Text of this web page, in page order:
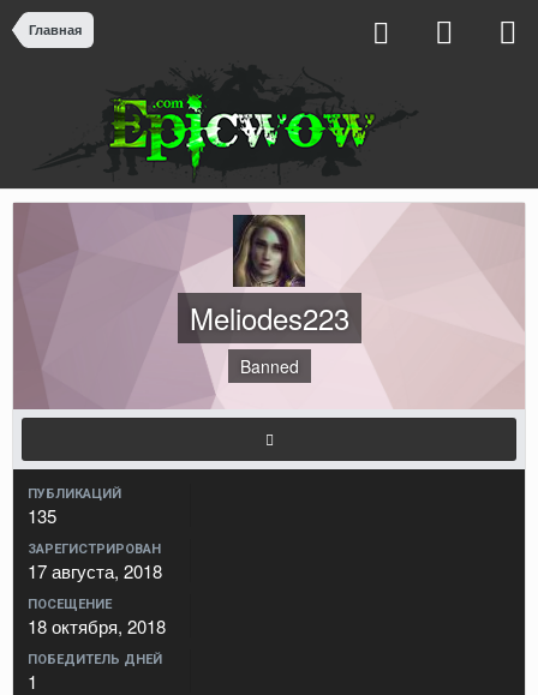
Главная
Meliodes223
Banned
ПУБЛИКАЦИЙ
135
ЗАРЕГИСТРИРОВАН
17 августа, 2018
ПОСЕЩЕНИЕ
18 октября, 2018
ПОБЕДИТЕЛЬ ДНЕЙ
1